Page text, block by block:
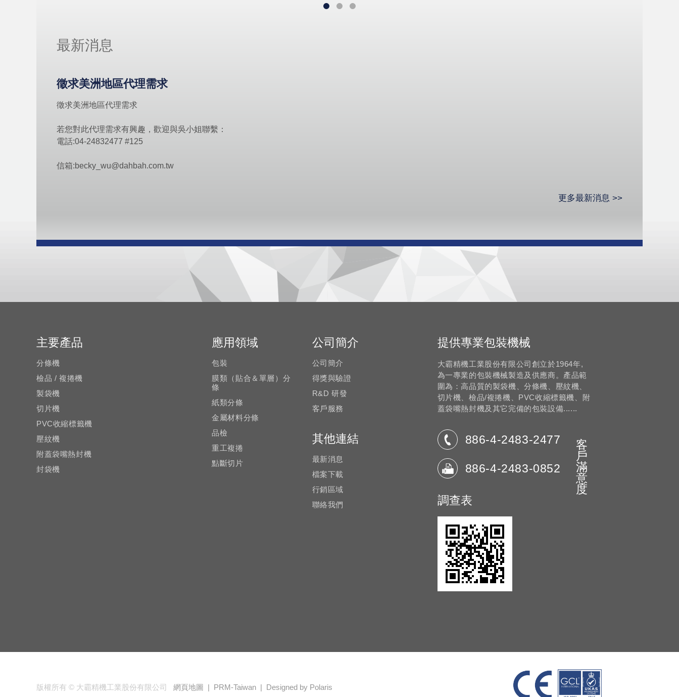
最新消息
徵求美洲地區代理需求
徵求美洲地區代理需求
若您對此代理需求有興趣，歡迎與吳小姐聯繫：
電話:04-24832477 #125
信箱:becky_wu@dahbah.com.tw
更多最新消息 >>
主要產品
分條機
檢品 / 複捲機
製袋機
切片機
PVC收縮標籤機
壓紋機
附蓋袋嘴熱封機
封袋機
應用領域
包裝
膜類（貼合＆單層）分
條
紙類分條
金屬材料分條
品檢
重工複捲
點斷切片
公司簡介
公司簡介
得獎與驗證
R&D 研發
客戶服務
其他連結
最新消息
檔案下載
行銷區域
聯絡我們
提供專業包裝機械
大霸精機工業股份有限公司創立於1964年,
為一專業的包裝機械製造及供應商。產品範
圍為：高品質的製袋機、分條機、壓紋機、
切片機、檢品/複捲機、PVC收縮標籤機、附
蓋袋嘴熱封機及其它完備的包裝設備......
886-4-2483-2477
886-4-2483-0852
客
戶
滿
意
度
調查表
版權所有 © 大霸精機工業股份有限公司 網頁地圖 | PRM-Taiwan | Designed by Polaris